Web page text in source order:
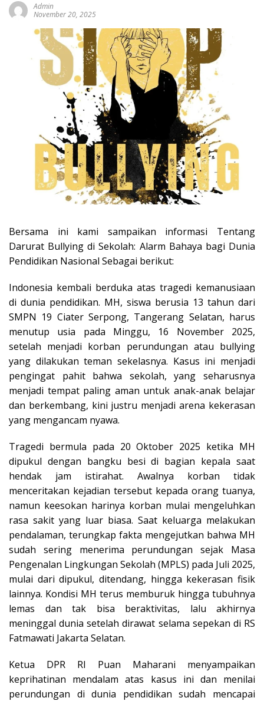
Admin
November 20, 2025
Bersama ini kami sampaikan informasi Tentang
Darurat Bullying di Sekolah: Alarm Bahaya bagi Dunia
Pendidikan Nasional Sebagai berikut:
Indonesia kembali berduka atas tragedi kemanusiaan
di dunia pendidikan. MH, siswa berusia 13 tahun dari
SMPN 19 Ciater Serpong, Tangerang Selatan, harus
menutup usia pada Minggu, 16 November 2025,
setelah menjadi korban perundungan atau bullying
yang dilakukan teman sekelasnya. Kasus ini menjadi
pengingat pahit bahwa sekolah, yang seharusnya
menjadi tempat paling aman untuk anak-anak belajar
dan berkembang, kini justru menjadi arena kekerasan
yang mengancam nyawa.​
Tragedi bermula pada 20 Oktober 2025 ketika MH
dipukul dengan bangku besi di bagian kepala saat
hendak jam istirahat. Awalnya korban tidak
menceritakan kejadian tersebut kepada orang tuanya,
namun keesokan harinya korban mulai mengeluhkan
rasa sakit yang luar biasa. Saat keluarga melakukan
pendalaman, terungkap fakta mengejutkan bahwa MH
sudah sering menerima perundungan sejak Masa
Pengenalan Lingkungan Sekolah (MPLS) pada Juli 2025,
mulai dari dipukul, ditendang, hingga kekerasan fisik
lainnya. Kondisi MH terus memburuk hingga tubuhnya
lemas dan tak bisa beraktivitas, lalu akhirnya
meninggal dunia setelah dirawat selama sepekan di RS
Fatmawati Jakarta Selatan.​
Ketua DPR RI Puan Maharani menyampaikan
keprihatinan mendalam atas kasus ini dan menilai
perundungan di dunia pendidikan sudah mencapai